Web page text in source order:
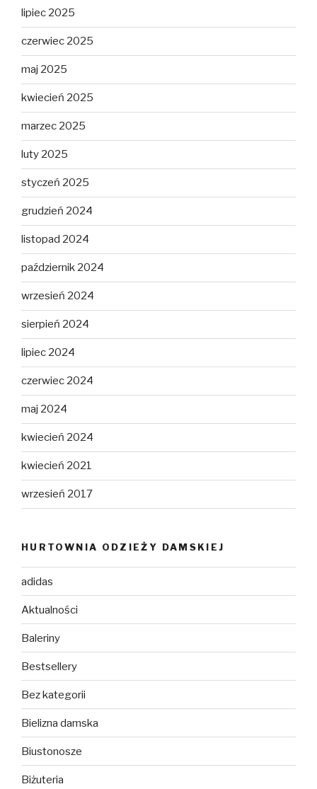
lipiec 2025
czerwiec 2025
maj 2025
kwiecień 2025
marzec 2025
luty 2025
styczeń 2025
grudzień 2024
listopad 2024
październik 2024
wrzesień 2024
sierpień 2024
lipiec 2024
czerwiec 2024
maj 2024
kwiecień 2024
kwiecień 2021
wrzesień 2017
HURTOWNIA ODZIEŻY DAMSKIEJ
adidas
Aktualności
Baleriny
Bestsellery
Bez kategorii
Bielizna damska
Biustonosze
Biżuteria